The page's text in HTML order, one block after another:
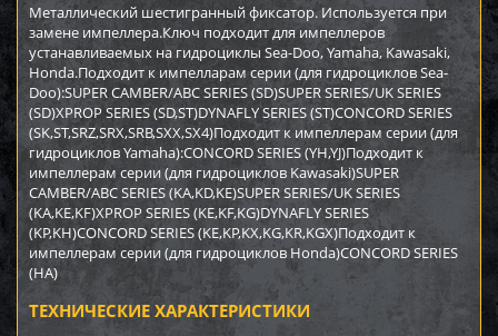
Металлический шестигранный фиксатор. Используется при
замене импеллера.Ключ подходит для импеллеров
устанавливаемых на гидроциклы Sea-Doo, Yamaha, Kawasaki,
Honda.Подходит к импелларам серии (для гидроциклов Sea-
Doo):SUPER CAMBER/ABC SERIES (SD)SUPER SERIES/UK SERIES
(SD)XPROP SERIES (SD,ST)DYNAFLY SERIES (ST)CONCORD SERIES
(SK,ST,SRZ,SRX,SRB,SXX,SX4)Подходит к импеллерам серии (для
гидроциклов Yamaha):CONCORD SERIES (YH,YJ)Подходит к
импеллерам серии (для гидроциклов Kawasaki)SUPER
CAMBER/ABC SERIES (KA,KD,KE)SUPER SERIES/UK SERIES
(KA,KE,KF)XPROP SERIES (KE,KF,KG)DYNAFLY SERIES
(KP,KH)CONCORD SERIES (KE,KP,KX,KG,KR,KGX)Подходит к
импеллерам серии (для гидроциклов Honda)CONCORD SERIES
(HA)
ТЕХНИЧЕСКИЕ ХАРАКТЕРИСТИКИ